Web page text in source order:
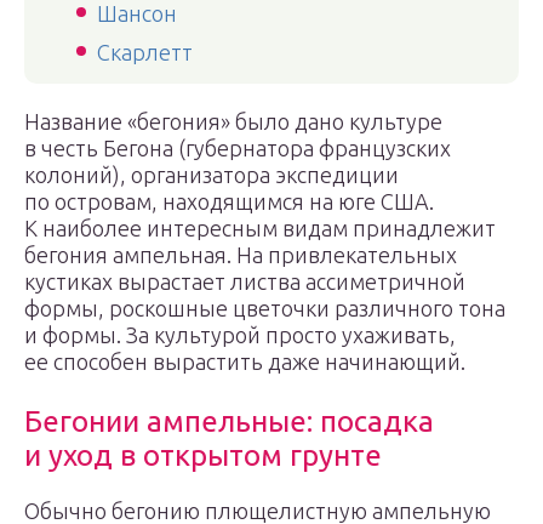
Шансон
Скарлетт
Название «бегония» было дано культуре
в честь Бегона (губернатора французских
колоний), организатора экспедиции
по островам, находящимся на юге США.
К наиболее интересным видам принадлежит
бегония ампельная. На привлекательных
кустиках вырастает листва ассиметричной
формы, роскошные цветочки различного тона
и формы. За культурой просто ухаживать,
ее способен вырастить даже начинающий.
Бегонии ампельные: посадка
и уход в открытом грунте
Обычно бегонию плющелистную ампельную